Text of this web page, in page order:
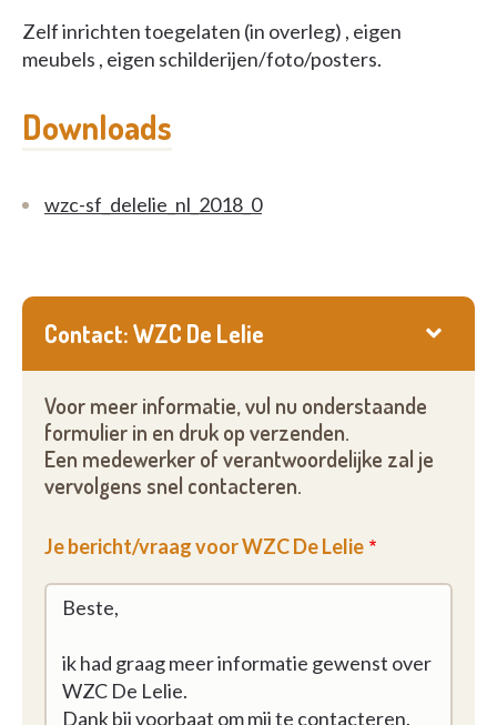
Zelf inrichten toegelaten (in overleg) , eigen
meubels , eigen schilderijen/foto/posters.
Downloads
wzc-sf_delelie_nl_2018_0
Contact: WZC De Lelie
Voor meer informatie, vul nu onderstaande
formulier in en druk op verzenden.
Een medewerker of verantwoordelijke zal je
vervolgens snel contacteren.
Je bericht/vraag voor WZC De Lelie